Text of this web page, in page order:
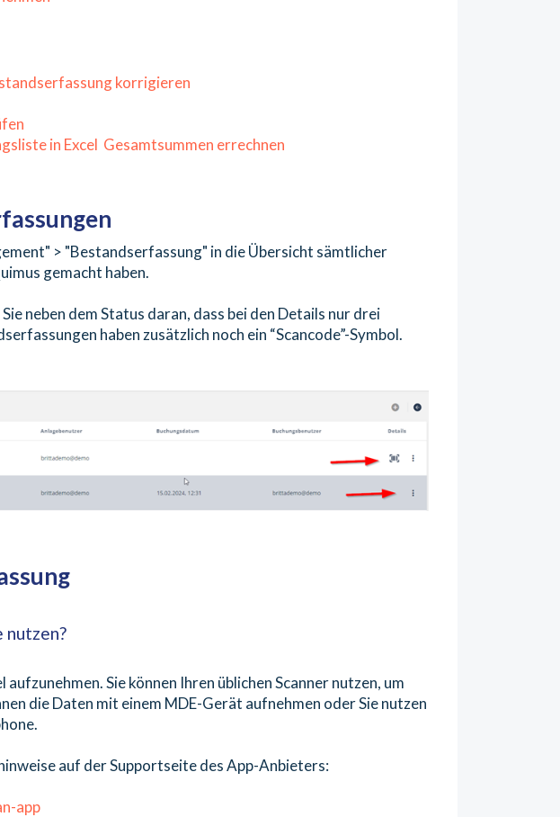
korrigieren
in Excel Gesamtsummen errechnen
> "Bestandserfassung" in die Übersicht sämtlicher
gemacht haben.
neben dem Status daran, dass bei den Details nur drei
haben zusätzlich noch ein “Scancode”-Symbol.
nutzen?
Sie können Ihren üblichen Scanner nutzen, um
die Daten mit einem MDE-Gerät aufnehmen oder Sie nutzen
auf der Supportseite des App-Anbieters:
app